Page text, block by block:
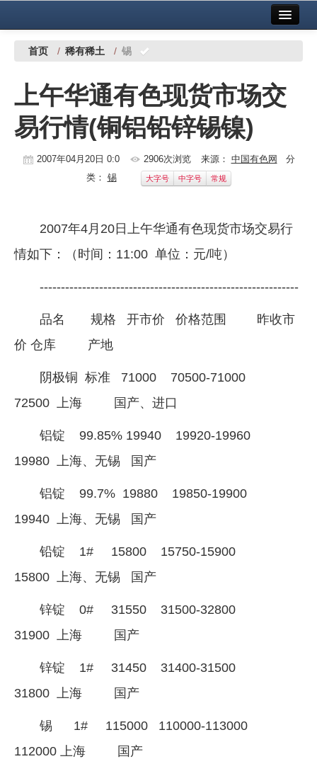
中国有色金属报社主办 广告服务
铜镍铅锌
铝
稀有稀土
镁钛
企业文化
首页 / 稀有稀土 / 锡
上午华通有色现货市场交
易行情(铜铝铅锌锡镍)
2007年04月20日 0:0 2906次浏览 来源： 中国有色网 分
类： 锡 大字号 中字号 常规
2007年4月20日上午华通有色现货市场交易行
情如下：（时间：11:00 单位：元/吨）
-------------------------------------------------------------
品名 规格 开市价 价格范围 昨收市
价 仓库 产地
阴极铜 标准 71000 70500-71000
72500 上海 国产、进口
铝锭 99.85% 19940 19920-19960
19980 上海、无锡 国产
铝锭 99.7% 19880 19850-19900
19940 上海、无锡 国产
铅锭 1# 15800 15750-15900
15800 上海、无锡 国产
锌锭 0# 31550 31500-32800
31900 上海 国产
锌锭 1# 31450 31400-31500
31800 上海 国产
锡 1# 115000 110000-113000
112000 上海 国产